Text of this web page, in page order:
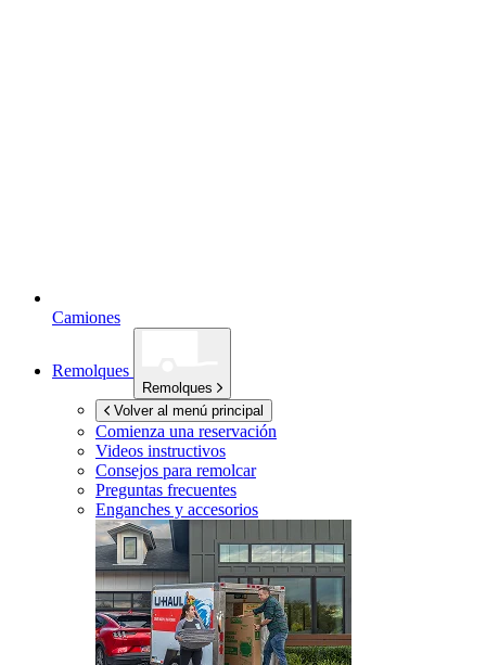
Camiones
Remolques
Remolques
Volver al menú principal
Comienza una reservación
Videos instructivos
Consejos para remolcar
Preguntas frecuentes
Enganches y accesorios